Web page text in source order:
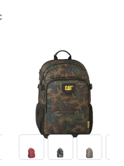
Caterpillar Millennial